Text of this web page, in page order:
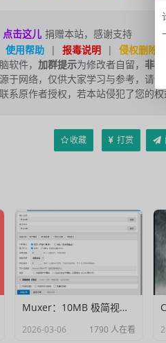
点击这儿 捐赠本站，感谢支持
使用帮助 | 报毒说明 | 侵权删除
软件， 加群提示为修改者自留， 非本
于网络，仅供大家学习与参考，请
系原作者授权，若本站侵犯了您的
收藏 打赏
Muxer：10MB 极简视频字幕批量封装工具 (单文件/绿色版)
2026-03-06 1790 人在看